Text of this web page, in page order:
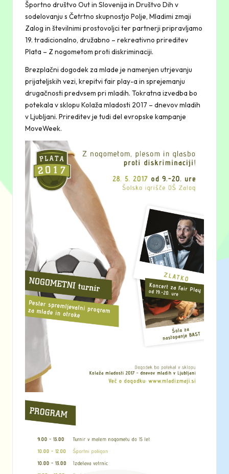
Športno društvo Out in Slovenija in Društvo Dih v
sodelovanju s Četrtno skupnostjo Polje, Mladimi zmaji
Zalog in številnimi prostovoljci ter partnerji pripravljamo
19. tradicionalno, družabno – rekreativno prireditev
Plata – Z nogometom proti diskriminaciji.
Brezplačni dogodek za mlade je namenjen utrjevanju
prijateljskih vezi, krepitvi fair play-a in sprejemanju
drugačnosti predvsem pri mladih. Tokratna izvedba bo
potekala v sklopu Kolaža mladosti 2017 – dnevov mladih
v Ljubljani. Prireditev je tudi del evropske kampanje
MoveWeek.